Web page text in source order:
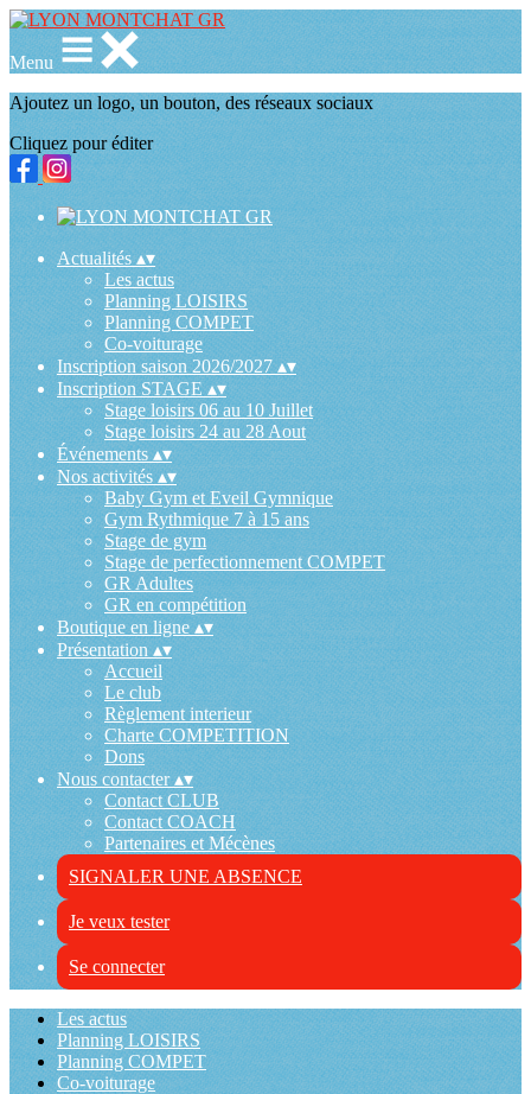
Menu
Ajoutez un logo, un bouton, des réseaux sociaux
Cliquez pour éditer
Actualités▴▾
Les actus
Planning LOISIRS
Planning COMPET
Co-voiturage
Inscription saison 2026/2027▴▾
Inscription STAGE▴▾
Stage loisirs 06 au 10 Juillet
Stage loisirs 24 au 28 Aout
Événements▴▾
Nos activités▴▾
Baby Gym et Eveil Gymnique
Gym Rythmique 7 à 15 ans
Stage de gym
Stage de perfectionnement COMPET
GR Adultes
GR en compétition
Boutique en ligne ▴▾
Présentation▴▾
Accueil
Le club
Règlement interieur
Charte COMPETITION
Dons
Nous contacter▴▾
Contact CLUB
Contact COACH
Partenaires et Mécènes
SIGNALER UNE ABSENCE
Je veux tester
Se connecter
Les actus
Planning LOISIRS
Planning COMPET
Co-voiturage